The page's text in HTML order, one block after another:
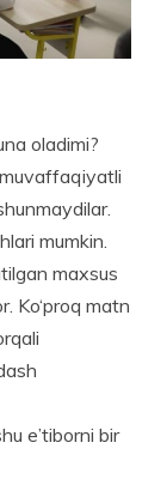
ola­dimi?
muvaffaqiyatli
mumkin.
maxsus
Ko‘proq matn
e’tiborni bir